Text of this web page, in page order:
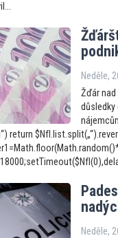
Neděle,
Žďár
return
Neděle,